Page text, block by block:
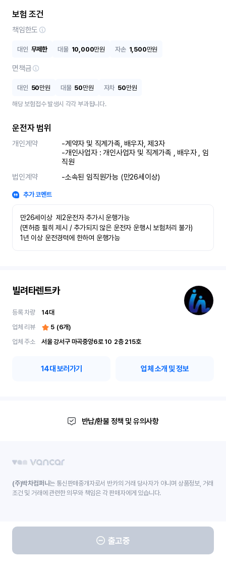
보험 조건
책임한도
대인 무제한 대물 10,000만원 자손 1,500만원
면책금
대인 50만원 대물 50만원 자차 50만원
해당 보험접수 발생시 각각 부과됩니다.
운전자 범위
개인계약
-계약자 및 직계가족, 배우자, 제3자
-개인사업자 : 개인사업자 및 직계가족 , 배우자 , 임
직원
법인계약
-소속된 임직원가능 (만26세이상)
추가 코멘트
만26세이상  제2운전자 추가시 운행가능
(면허증 필히 제시 / 추가되지 않은 운전자 운행시 보험처리 불가)
1년 이상 운전경력에 한하여 운행가능
빌려타렌트카
등록 차량 14대
업체 리뷰
5 (6개)
업체 주소
서울 강서구 마곡중앙6로 10	2층 215호
14대 보러가기 업체 소개 및 정보
반납/환불 정책 및 유의사항
출고중
(주)박차컴퍼니는 통신판매중개자로서 반카의 거래 당사자가 아니며 상품정보, 거래
조건 및 거래에 관련한 의무와 책임은 각 판매자에게 있습니다.